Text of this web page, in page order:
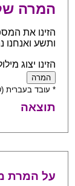
המרה
הזינו את
ותשע ואנחנו
הזינו יצוג
* עובד בעברית
תוצאה
על המרת